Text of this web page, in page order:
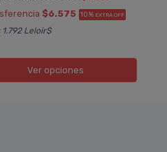
$6.575 10% EXTRA OFF
1.792 Leloir$
Ver opciones